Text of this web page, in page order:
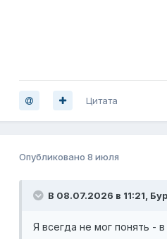
Цитата
Опубликовано 8 июля
В 08.07.2026 в 11:21,
Я всегда не мог понять -